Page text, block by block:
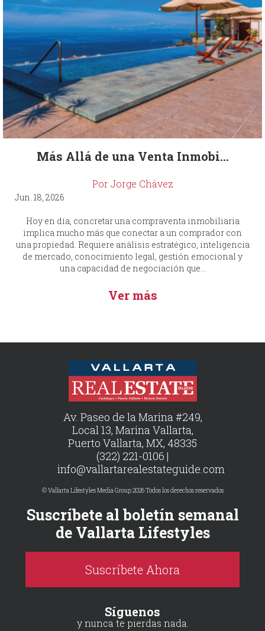
Más Allá de una Venta Inmobi...
Por Jorge Chávez
Jun. 18, 2026
Hoy en día, concretar una compraventa inmobiliaria
implica mucho más que conectar a un comprador con
una propiedad. Requiere análisis estratégico, inteligencia
de mercado, conocimiento legal, gestión emocional y
una capacidad de negociación que...
Ver más
Av. Paseo de la Marina #249,
Local 13, Marina Vallarta,
Puerto Vallarta, MX, 48335
(322) 221-0106 |
info@vallartarealestateguide.com
© Vallarta Lifestyles Media Group 2026 Todos los derechos reservados
Suscríbete al boletín semanal
de Vallarta Lifestyles
Suscríbete Ahora
Síguenos
y nunca te pierdas nada.